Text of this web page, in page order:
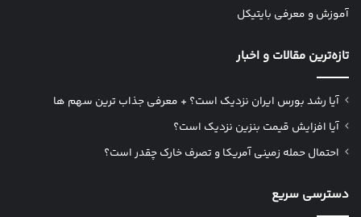
آموزش و معرفی بایتیکل
تازه‌ترین مقالات و اخبار
آیا رشد بورس ایران نزدیک است؟ + معرفی جذاب ترین سهم ها
آیا افزایش قیمت بنزین نزدیک است؟
احتمال حمله زمینی آمریکا و تصرف خارک چقدر است؟
دسترسی سریع